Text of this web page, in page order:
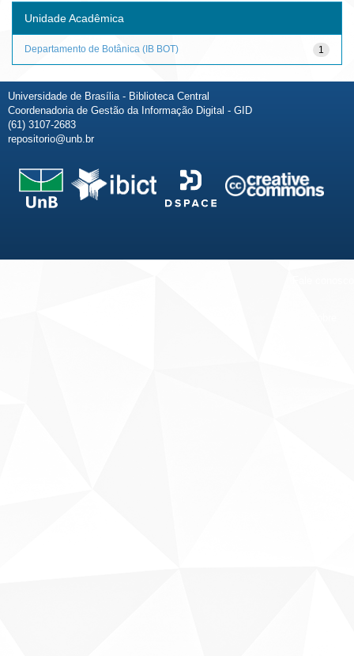
Unidade Acadêmica
1
Departamento de Botânica (IB BOT)
Universidade de Brasília - Biblioteca Central
Coordenadoria de Gestão da Informação Digital - GID
(61) 3107-2683
repositorio@unb.br